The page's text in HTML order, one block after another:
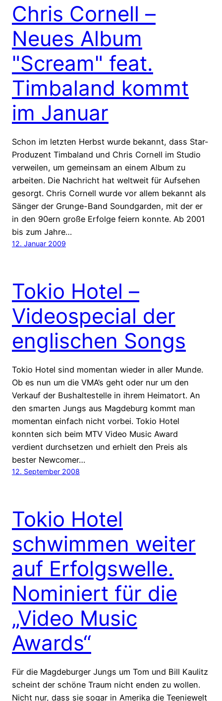
Chris Cornell –
Neues Album
"Scream" feat.
Timbaland kommt
im Januar
Schon im letzten Herbst wurde bekannt, dass Star-
Produzent Timbaland und Chris Cornell im Studio
verweilen, um gemeinsam an einem Album zu
arbeiten. Die Nachricht hat weltweit für Aufsehen
gesorgt. Chris Cornell wurde vor allem bekannt als
Sänger der Grunge-Band Soundgarden, mit der er
in den 90ern große Erfolge feiern konnte. Ab 2001
bis zum Jahre…
12. Januar 2009
Tokio Hotel –
Videospecial der
englischen Songs
Tokio Hotel sind momentan wieder in aller Munde.
Ob es nun um die VMA’s geht oder nur um den
Verkauf der Bushaltestelle in ihrem Heimatort. An
den smarten Jungs aus Magdeburg kommt man
momentan einfach nicht vorbei. Tokio Hotel
konnten sich beim MTV Video Music Award
verdient durchsetzen und erhielt den Preis als
bester Newcomer…
12. September 2008
Tokio Hotel
schwimmen weiter
auf Erfolgswelle.
Nominiert für die
„Video Music
Awards“
Für die Magdeburger Jungs um Tom und Bill Kaulitz
scheint der schöne Traum nicht enden zu wollen.
Nicht nur, dass sie sogar in Amerika die Teeniewelt